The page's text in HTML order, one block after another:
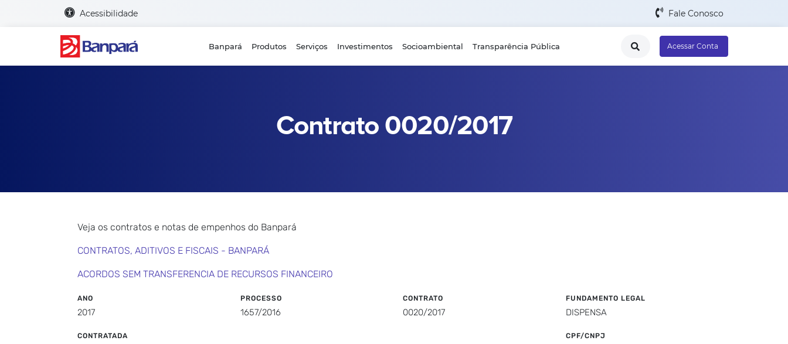
Acessibilidade Fale Conosco
Banpará Produtos Serviços Investimentos Socioambiental Transparência Pública Acessar Conta
Contrato 0020/2017
Veja os contratos e notas de empenhos do Banpará
CONTRATOS, ADITIVOS E FISCAIS - BANPARÁ
ACORDOS SEM TRANSFERENCIA DE RECURSOS FINANCEIRO
ANO
2017
PROCESSO
1657/2016
CONTRATO
0020/2017
FUNDAMENTO LEGAL
DISPENSA
CONTRATADA CPF/CNPJ